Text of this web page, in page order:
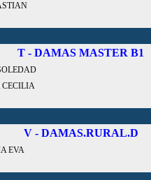
T - DAMAS MASTER B1
CECILIA
V - DAMAS.RURAL.D
EVA